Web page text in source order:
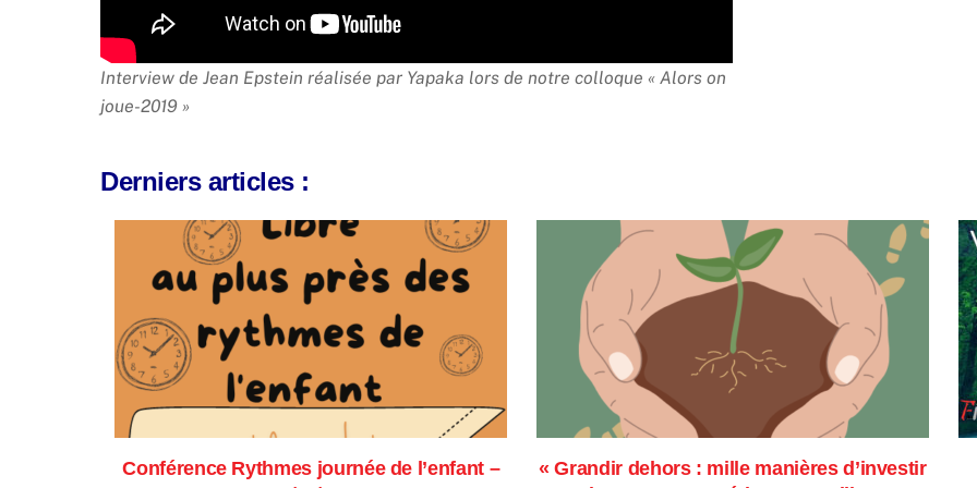
Interview de Jean Epstein réalisée par Yapaka lors de notre colloque « Alors on
joue-2019 »
Derniers articles :
Conférence Rythmes journée de l’enfant –
« Grandir dehors : mille manières d’investir